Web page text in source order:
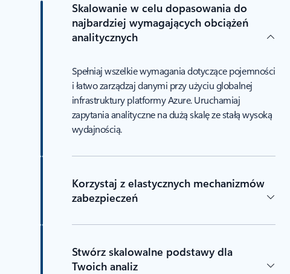
Skalowanie w celu dopasowania do
najbardziej wymagających obciążeń
analitycznych
Spełniaj wszelkie wymagania dotyczące pojemności
i łatwo zarządzaj danymi przy użyciu globalnej
infrastruktury platformy Azure. Uruchamiaj
zapytania analityczne na dużą skalę ze stałą wysoką
wydajnością.
Korzystaj z elastycznych mechanizmów
zabezpieczeń
Stwórz skalowalne podstawy dla
Twoich analiz